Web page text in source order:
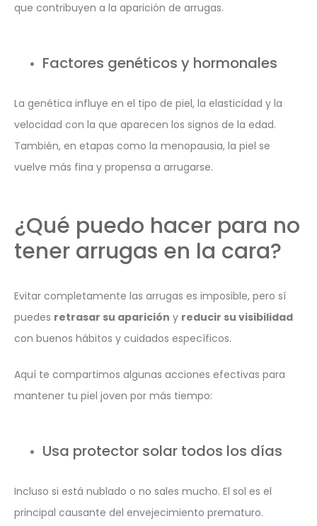
que contribuyen a la aparición de arrugas.
Factores genéticos y hormonales
La genética influye en el tipo de piel, la elasticidad y la
velocidad con la que aparecen los signos de la edad.
También, en etapas como la menopausia, la piel se
vuelve más fina y propensa a arrugarse.
¿Qué puedo hacer para no
tener arrugas en la cara?
Evitar completamente las arrugas es imposible, pero sí
puedes retrasar su aparición y reducir su visibilidad
con buenos hábitos y cuidados específicos.
Aquí te compartimos algunas acciones efectivas para
mantener tu piel joven por más tiempo:
Usa protector solar todos los días
Incluso si está nublado o no sales mucho. El sol es el
principal causante del envejecimiento prematuro.